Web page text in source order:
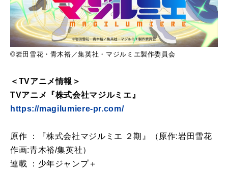
©岩田雪花・青木裕／集英社・マジルミエ製作委員会
＜TVアニメ情報＞
TVアニメ『株式会社マジルミエ』
https://magilumiere-pr.com/
原作 ：『株式会社マジルミエ ２期』（原作:岩田雪花
作画:青木裕/集英社）
連載 ：少年ジャンプ＋